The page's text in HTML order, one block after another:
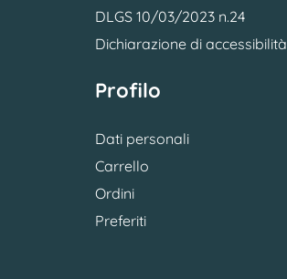
DLGS 10/03/2023 n.24
Dichiarazione di accessibilità
Profilo
Dati personali
Carrello
Ordini
Preferiti